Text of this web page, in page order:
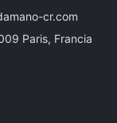
cr.com
Paris, Francia